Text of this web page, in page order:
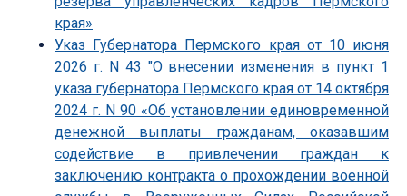
края»
Указ Губернатора Пермского края от 10 июня
2026 г. N 43 "О внесении изменения в пункт 1
указа губернатора Пермского края от 14 октября
2024 г. N 90 «Об установлении единовременной
денежной выплаты гражданам, оказавшим
содействие в привлечении граждан к
заключению контракта о прохождении военной